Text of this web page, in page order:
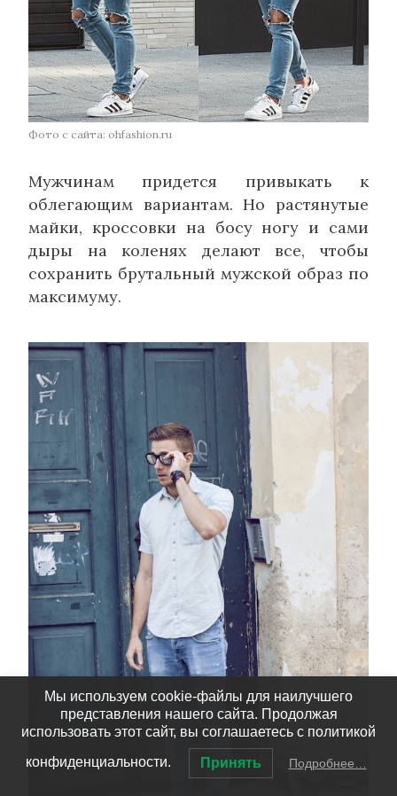
Фото с сайта: ohfashion.ru
Мужчинам придется привыкать к
облегающим вариантам. Но растянутые
майки, кроссовки на босу ногу и сами
дыры на коленях делают все, чтобы
сохранить брутальный мужской образ по
максимуму.
Мы используем cookie-файлы для наилучшего
представления нашего сайта. Продолжая
использовать этот сайт, вы соглашаетесь с политикой
конфиденциальности. Принять Подробнее…